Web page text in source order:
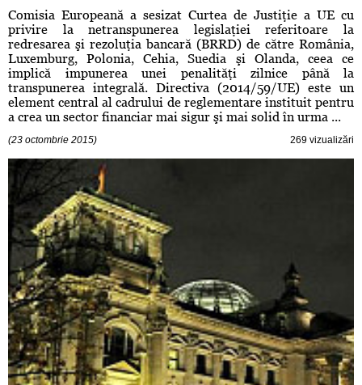
Comisia Europeană a sesizat Curtea de Justiţie a UE cu
privire la netranspunerea legislaţiei referitoare la
redresarea şi rezoluţia bancară (BRRD) de către România,
Luxemburg, Polonia, Cehia, Suedia şi Olanda, ceea ce
implică impunerea unei penalităţi zilnice până la
transpunerea integrală. Directiva (2014/59/UE) este un
element central al cadrului de reglementare instituit pentru
a crea un sector financiar mai sigur şi mai solid în urma ...
(23 octombrie 2015) 269 vizualizări